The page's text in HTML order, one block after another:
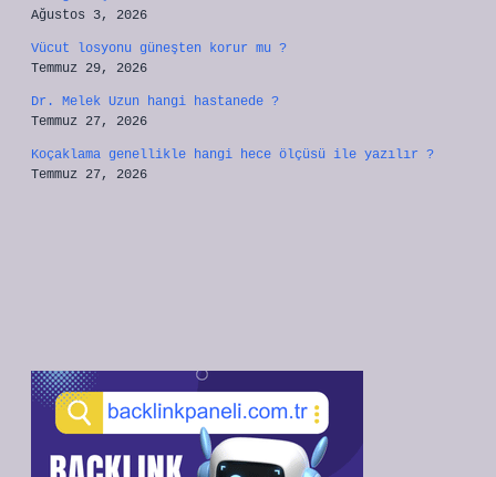
Ağustos 3, 2026
Vücut losyonu güneşten korur mu ?
Temmuz 29, 2026
Dr. Melek Uzun hangi hastanede ?
Temmuz 27, 2026
Koçaklama genellikle hangi hece ölçüsü ile yazılır ?
Temmuz 27, 2026